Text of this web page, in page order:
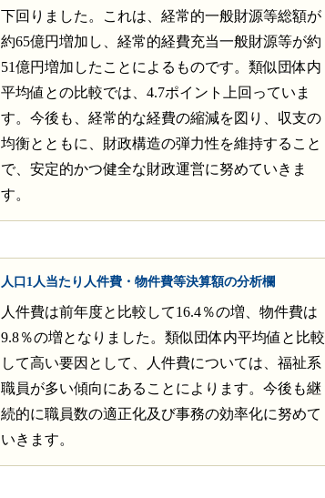
下回りました。これは、経常的一般財源等総額が
約65億円増加し、経常的経費充当一般財源等が約
51億円増加したことによるものです。類似団体内
平均値との比較では、4.7ポイント上回っていま
す。今後も、経常的な経費の縮減を図り、収支の
均衡とともに、財政構造の弾力性を維持すること
で、安定的かつ健全な財政運営に努めていきま
す。
人口1人当たり人件費・物件費等決算額の分析欄
人件費は前年度と比較して16.4％の増、物件費は
9.8％の増となりました。類似団体内平均値と比較
して高い要因として、人件費については、福祉系
職員が多い傾向にあることによります。今後も継
続的に職員数の適正化及び事務の効率化に努めて
いきます。